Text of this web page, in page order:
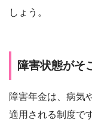
しょう。
障害状態がそ
障害年金は、病気
適用される制度で